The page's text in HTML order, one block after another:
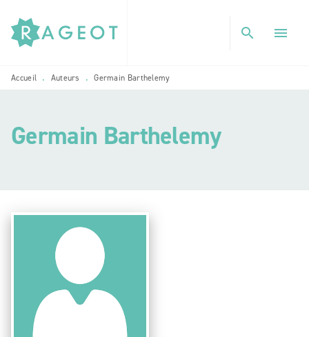
MENU RECHERCHE
PIED DE PAGE
search menu
Accueil • Auteurs • Germain Barthelemy
Germain Barthelemy